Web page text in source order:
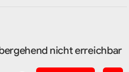
nicht erreichbar